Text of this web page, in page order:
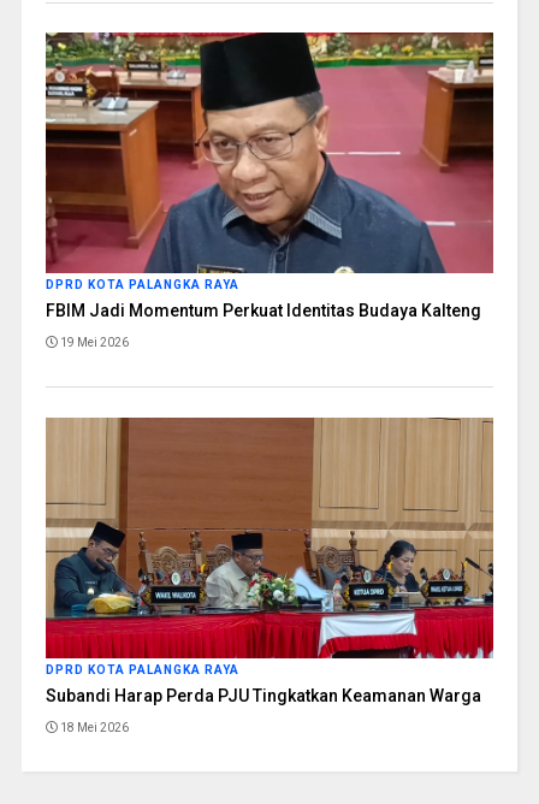
DPRD KOTA PALANGKA RAYA
FBIM Jadi Momentum Perkuat Identitas Budaya Kalteng
19 Mei 2026
DPRD KOTA PALANGKA RAYA
Subandi Harap Perda PJU Tingkatkan Keamanan Warga
18 Mei 2026